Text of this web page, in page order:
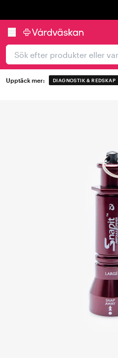
Upptäck mer: DIAGNOSTIK & REDSKAP